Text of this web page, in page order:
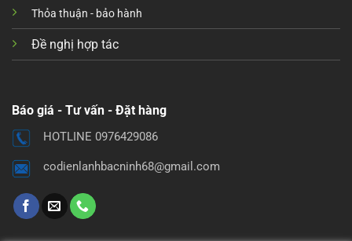
Thỏa thuận - bảo hành
Đề nghị hợp tác
Báo giá - Tư vấn - Đặt hàng
HOTLINE 0976429086
codienlanhbacninh68@gmail.com